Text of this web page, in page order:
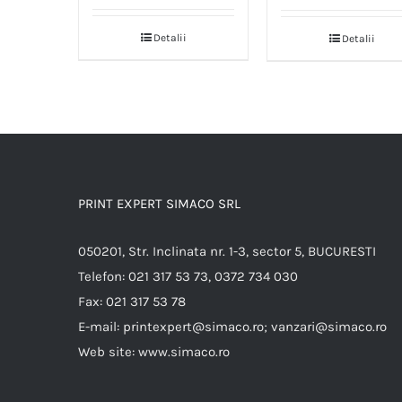
Detalii Detalii
PRINT EXPERT SIMACO SRL
050201, Str. Inclinata nr. 1-3, sector 5, BUCURESTI
Telefon: 021 317 53 73, 0372 734 030
Fax: 021 317 53 78
E-mail: printexpert@simaco.ro; vanzari@simaco.ro
Web site: www.simaco.ro